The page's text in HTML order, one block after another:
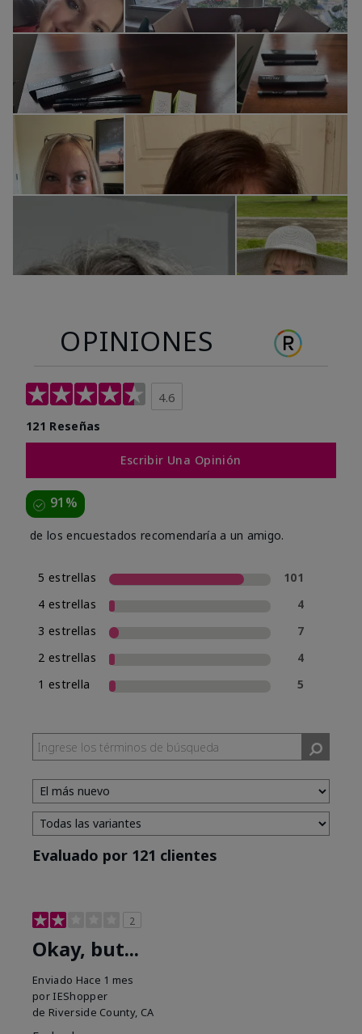
OPINIONES
4.6
121 Reseñas
Escribir Una Opinión
91%
de los encuestados recomendaría a un amigo.
5 estrellas
101
4 estrellas
4
3 estrellas
7
2 estrellas
4
1 estrella
5
Evaluado por 121 clientes
2
Okay, but...
Enviado Hace 1 mes
por IEShopper
de Riverside County, CA